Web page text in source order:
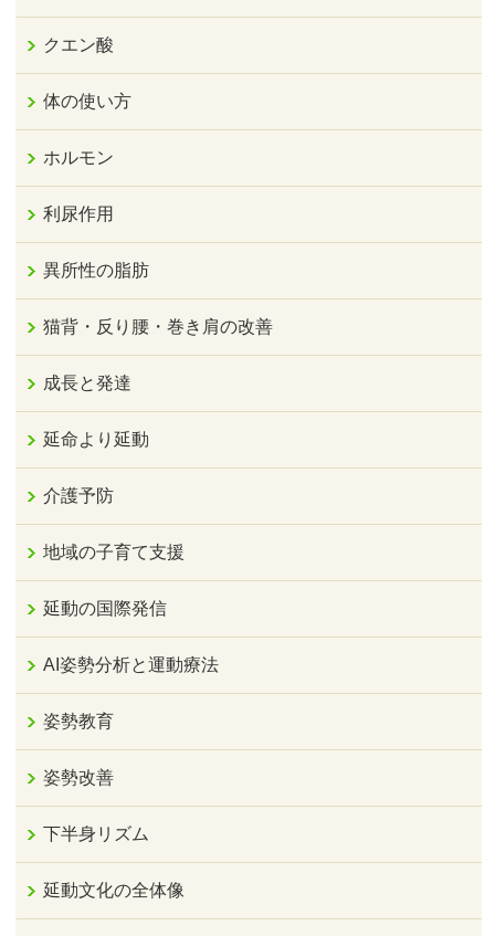
クエン酸
体の使い方
ホルモン
利尿作用
異所性の脂肪
猫背・反り腰・巻き肩の改善
成長と発達
延命より延動
介護予防
地域の子育て支援
延動の国際発信
AI姿勢分析と運動療法
姿勢教育
姿勢改善
下半身リズム
延動文化の全体像